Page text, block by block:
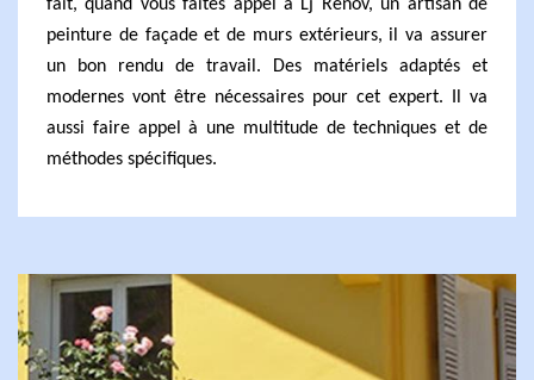
fait, quand vous faites appel à Lj Rénov, un artisan de
peinture de façade et de murs extérieurs, il va assurer
un bon rendu de travail. Des matériels adaptés et
modernes vont être nécessaires pour cet expert. Il va
aussi faire appel à une multitude de techniques et de
méthodes spécifiques.